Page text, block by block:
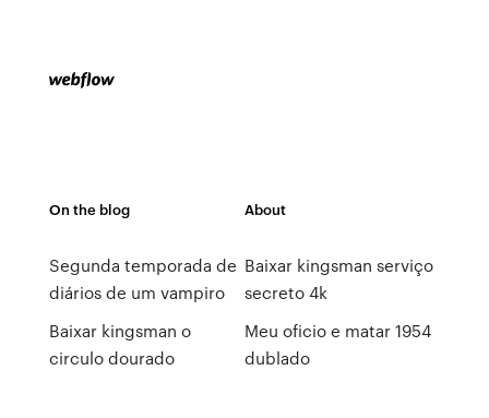
On the blog
Segunda temporada de
diários de um vampiro
Baixar kingsman o
circulo dourado
About
Baixar kingsman serviço
secreto 4k
Meu oficio e matar 1954
dublado